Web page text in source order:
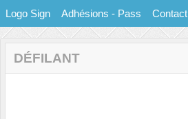
Logo Sign Adhésions - Pass Contact
DÉFILANT